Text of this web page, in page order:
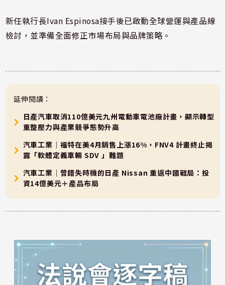
新任執行長Ivan Espinosa接手後已啟動全球營運與產品線
檢討，並準備全面修正市場布局與品牌策略。
延伸閱讀：
日產汽車取消110億美元九州電動車電池廠計畫，顯示轉型
重整壓力與產業競爭態勢升高
汽車工業｜福特在美4月銷售上漲16%，FNV4 計畫終止揭
露「軟體定義車輛 SDV 」難題
汽車工業｜曾錯失時機的日產 Nissan 重返中國戰局：投
資14億美元＋產品布局